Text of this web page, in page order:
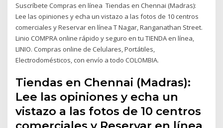
Suscríbete Compras en línea Tiendas en Chennai (Madras):
Lee las opiniones y echa un vistazo a las fotos de 10 centros
comerciales y Reservar en línea T Nagar, Ranganathan Street.
Linio COMPRA online rápido y seguro en tu TIENDA en línea,
LINIO. Compras online de Celulares, Portátiles,
Electrodomésticos, con envío a todo COLOMBIA.
Tiendas en Chennai (Madras):
Lee las opiniones y echa un
vistazo a las fotos de 10 centros